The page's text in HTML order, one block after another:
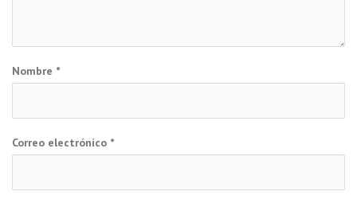
Nombre *
Correo electrónico *